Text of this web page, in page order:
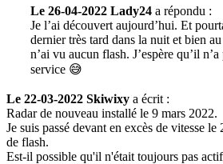
Le 26-04-2022 Lady24 a répondu :
Je l’ai découvert aujourd’hui. Et
dernier très tard dans la nuit et bien
n’ai vu aucun flash. J’espère qu’il
service 😅
Le 22-03-2022 Skiwixy a écrit :
Radar de nouveau installé le 9 mars 2022.
Je suis passé devant en excès de vitesse
de flash.
Est-il possible qu'il n'était toujours pas